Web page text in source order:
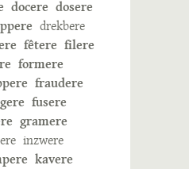
docere dosere
drekbere
fêtere filere
formere
fraudere
fusere
gramere
inzwere
kavere